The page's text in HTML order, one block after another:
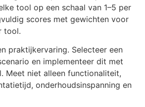
tool op een schaal van 1–5 per
scores met gewichten voor
tool.
praktijkervaring. Selecteer een
en implementeer dit met
Meet niet alleen functionaliteit,
onderhoudsinspanning en